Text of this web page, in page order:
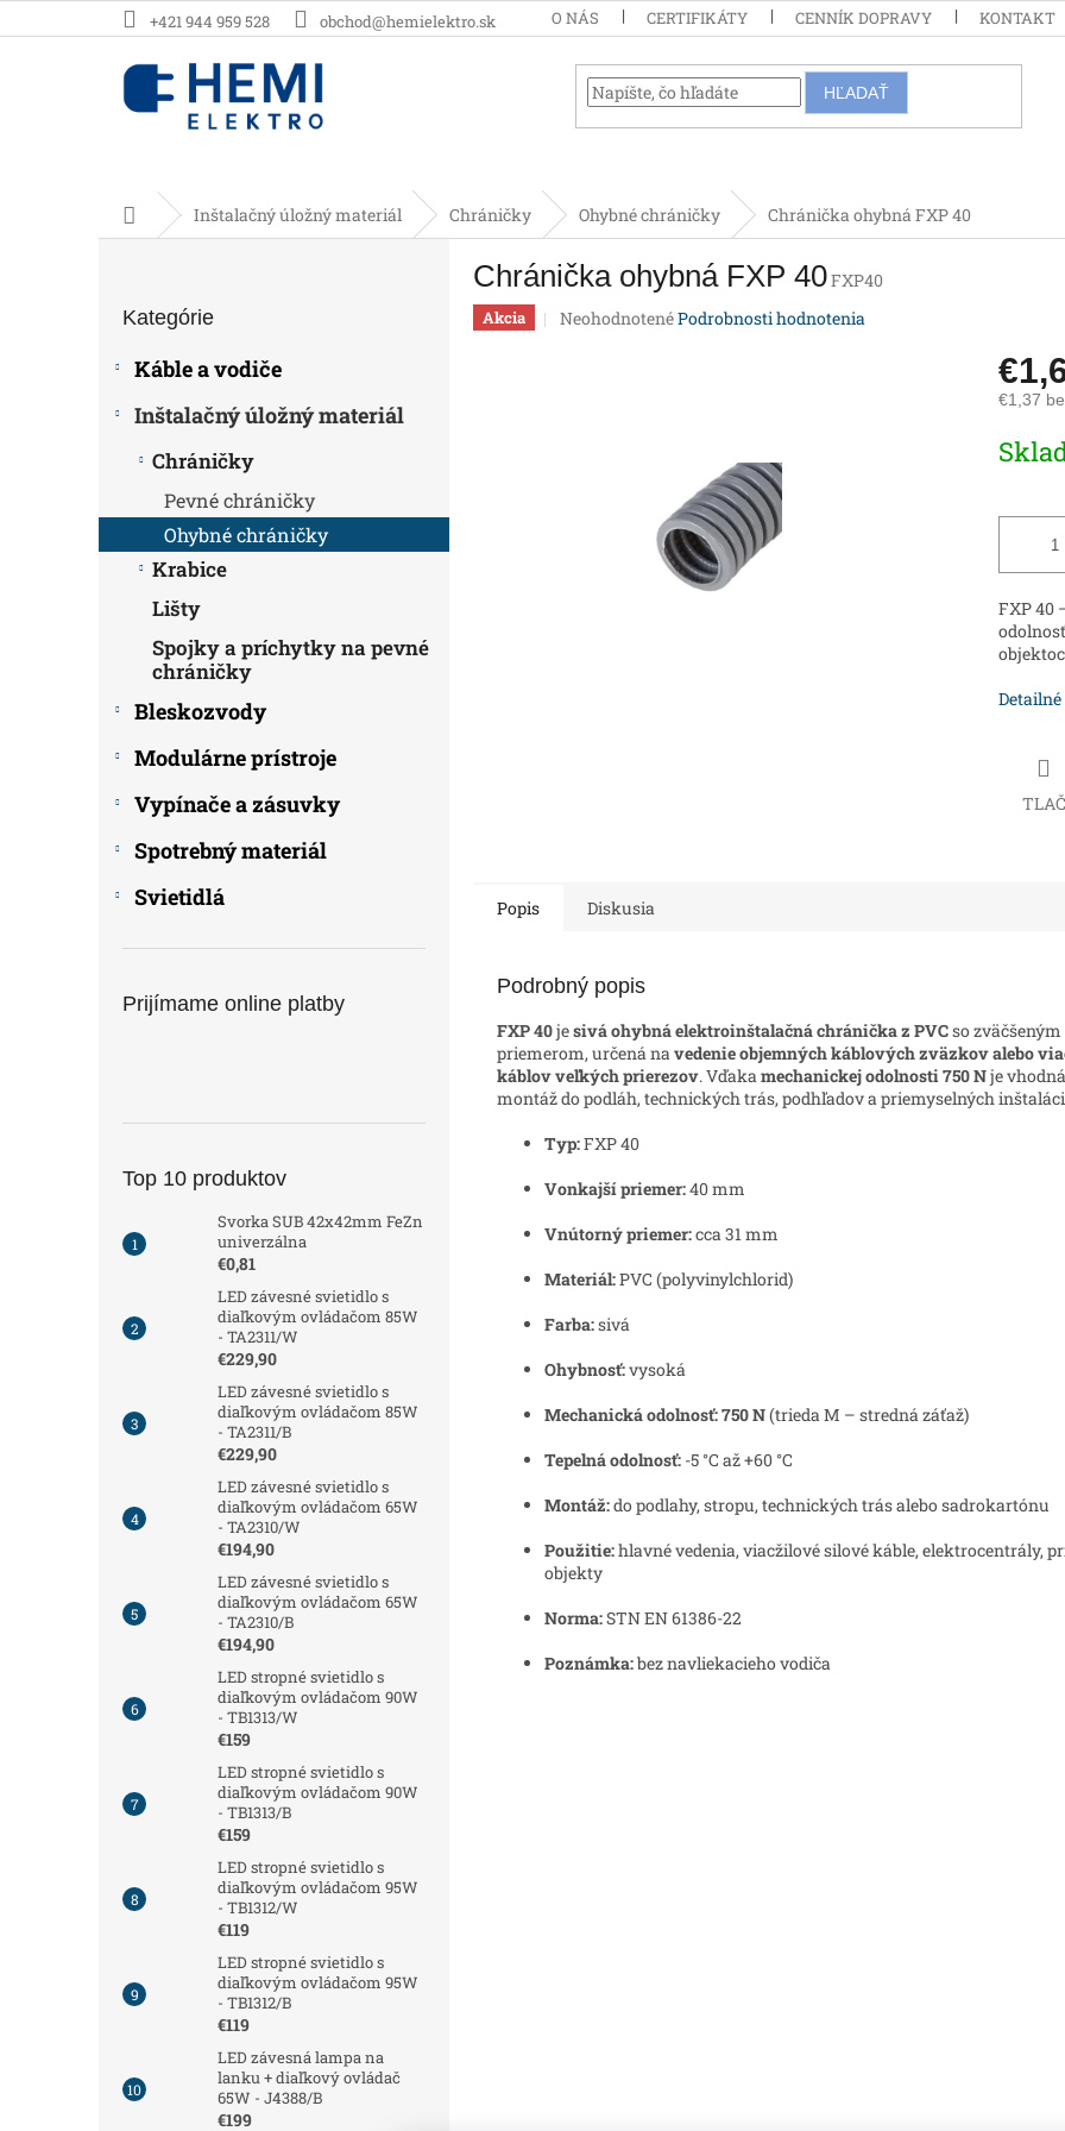
na
+421 944 959 528 obchod@hemielektro.sk O NÁS CERTIFIKÁTY CENNÍK DOPRAVY KONTAKT
HĽADAŤ
DomovInštalačný úložný materiál Chráničky Ohybné chráničky Chránička ohybná FXP 40
kategórie
Kategórie
Káble a vodiče
Inštalačný úložný materiál
Chráničky
Pevné chráničky
Ohybné chráničky
Krabice
Lišty
Spojky a príchytky na pevné
chráničky
Bleskozvody
Modulárne prístroje
Vypínače a zásuvky
Spotrebný materiál
Svietidlá
Prijímame online platby
Top 10 produktov
Svorka SUB 42x42mm FeZn
univerzálna
€0,81
LED závesné svietidlo s
diaľkovým ovládačom 85W
- TA2311/W
€229,90
LED závesné svietidlo s
diaľkovým ovládačom 85W
- TA2311/B
€229,90
LED závesné svietidlo s
diaľkovým ovládačom 65W
- TA2310/W
€194,90
LED závesné svietidlo s
diaľkovým ovládačom 65W
- TA2310/B
€194,90
LED stropné svietidlo s
diaľkovým ovládačom 90W
- TB1313/W
€159
LED stropné svietidlo s
diaľkovým ovládačom 90W
- TB1313/B
€159
LED stropné svietidlo s
diaľkovým ovládačom 95W
- TB1312/W
€119
LED stropné svietidlo s
diaľkovým ovládačom 95W
- TB1312/B
€119
LED závesná lampa na
lanku + diaľkový ovládač
65W - J4388/B
€199
Chránička ohybná FXP 40FXP40
Akcia
Priemerné
NeohodnotenéPodrobnosti hodnotenia
€1,37
cena:
FXP 40
TLAČ
Popis Diskusia
Podrobný popis
FXP 40jesivá ohybná elektroinštalačná chránička z PVCso zväčšeným
priemerom, určená navedenie objemných káblových zväzkov alebo
káblov veľkých prierezov. Vďakamechanickej odolnosti 750 Nje
montáž do podláh, technických trás, podhľadov a priemyselných
Typ:FXP 40
Vonkajší priemer:40 mm
Vnútorný priemer:cca 31 mm
Materiál:PVC (polyvinylchlorid)
Farba:sivá
Ohybnosť:vysoká
Mechanická odolnosť:750 N(trieda M – stredná záťaž)
Tepelná odolnosť: -5 °C až +60 °C
Montáž:do podlahy, stropu, technických trás alebo sadrokartónu
Použitie:hlavné vedenia, viacžilové silové káble, elektrocentrály,
objekty
Norma:STN EN 61386-22
Poznámka:bez navliekacieho vodiča